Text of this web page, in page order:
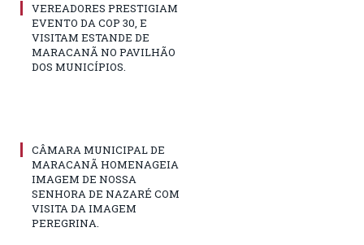
VEREADORES PRESTIGIAM
EVENTO DA COP 30, E
VISITAM ESTANDE DE
MARACANÃ NO PAVILHÃO
DOS MUNICÍPIOS.
CÂMARA MUNICIPAL DE
MARACANÃ HOMENAGEIA
IMAGEM DE NOSSA
SENHORA DE NAZARÉ COM
VISITA DA IMAGEM
PEREGRINA.